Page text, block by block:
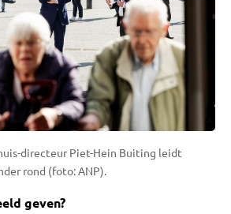
directeur Piet-Hein Buiting leidt
rond (foto: ANP).
geven?